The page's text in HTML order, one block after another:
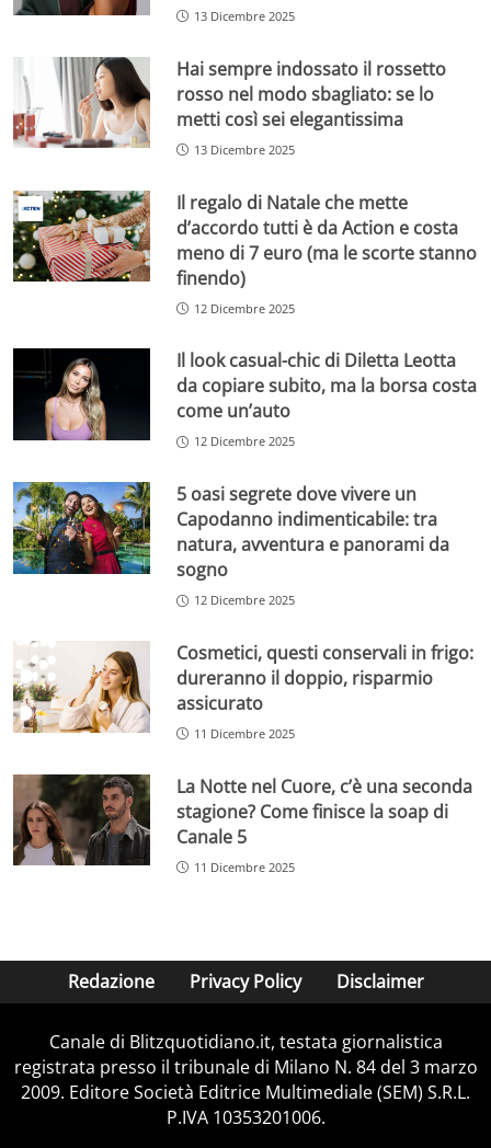
13 Dicembre 2025
Hai sempre indossato il rossetto
rosso nel modo sbagliato: se lo
metti così sei elegantissima
13 Dicembre 2025
Il regalo di Natale che mette
d’accordo tutti è da Action e costa
meno di 7 euro (ma le scorte stanno
finendo)
12 Dicembre 2025
Il look casual-chic di Diletta Leotta
da copiare subito, ma la borsa costa
come un’auto
12 Dicembre 2025
5 oasi segrete dove vivere un
Capodanno indimenticabile: tra
natura, avventura e panorami da
sogno
12 Dicembre 2025
Cosmetici, questi conservali in frigo:
dureranno il doppio, risparmio
assicurato
11 Dicembre 2025
La Notte nel Cuore, c’è una seconda
stagione? Come finisce la soap di
Canale 5
11 Dicembre 2025
Redazione Privacy Policy Disclaimer
Canale di Blitzquotidiano.it, testata giornalistica
registrata presso il tribunale di Milano N. 84 del 3 marzo
2009. Editore Società Editrice Multimediale (SEM) S.R.L.
P.IVA 10353201006.